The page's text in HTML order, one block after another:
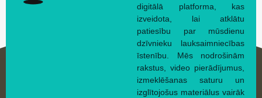
digitālā platforma, kas
izveidota, lai atklātu
patiesību par mūsdienu
dzīvnieku lauksaimniecības
īstenību. Mēs nodrošinām
rakstus, video pierādījumus,
izmeklēšanas saturu un
izglītojošus materiālus vairāk